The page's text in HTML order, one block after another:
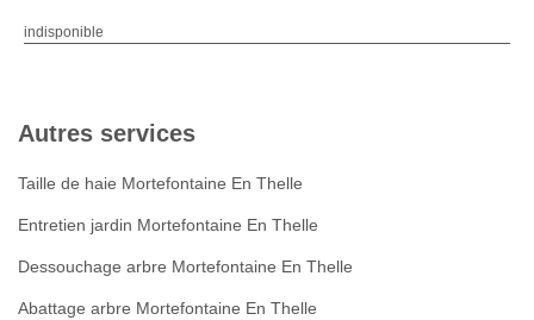
indisponible
Autres services
Taille de haie Mortefontaine En Thelle
Entretien jardin Mortefontaine En Thelle
Dessouchage arbre Mortefontaine En Thelle
Abattage arbre Mortefontaine En Thelle